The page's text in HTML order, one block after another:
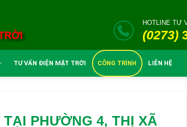
HOTLINE TƯ
(0273)
TƯ VẤN ĐIỆN MẶT TRỜI CÔNG TRÌNH LIÊN HỆ
PHƯỜNG 4, THỊ XÃ